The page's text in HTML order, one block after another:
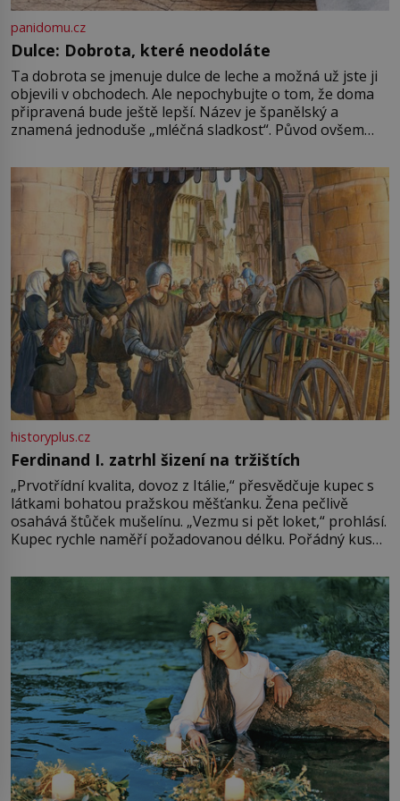
panidomu.cz
Dulce: Dobrota, které neodoláte
Ta dobrota se jmenuje dulce de leche a možná už jste ji
objevili v obchodech. Ale nepochybujte o tom, že doma
připravená bude ještě lepší. Název je španělský a
znamená jednoduše „mléčná sladkost“. Původ ovšem
pře hned několik latinskoamerických zemí a k tomu
Francie, kde se traduje,
historyplus.cz
Ferdinand I. zatrhl šizení na tržištích
„Prvotřídní kvalita, dovoz z Itálie,“ přesvědčuje kupec s
látkami bohatou pražskou měšťanku. Žena pečlivě
osahává štůček mušelínu. „Vezmu si pět loket,“ prohlásí.
Kupec rychle naměří požadovanou délku. Pořádný kus
milostpaní. Stačí jenom na sukni,“ zhodnotí švadlena
množství růžového mušelínu. „Ošidili vás, podívejte.“